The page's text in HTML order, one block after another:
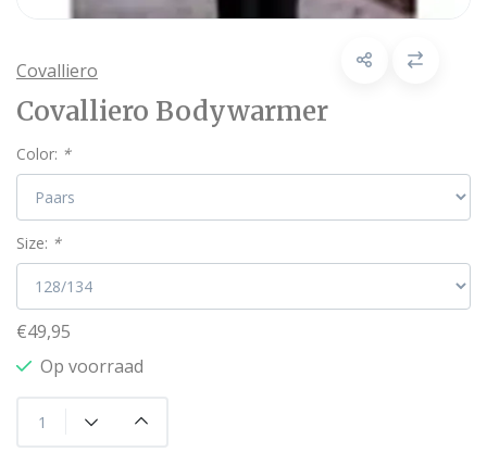
Covalliero
Covalliero Bodywarmer
Color: *
Size: *
€49,95
Op voorraad